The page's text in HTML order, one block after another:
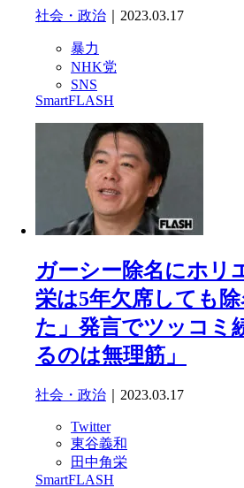
社会・政治 ｜2023.03.17
暴力
NHK党
SNS
SmartFLASH
ガーシー除名にホリ
栄は5年欠席しても
た」発言でツッコミ
るのは無理筋」
社会・政治 ｜2023.03.17
Twitter
東谷義和
田中角栄
SmartFLASH